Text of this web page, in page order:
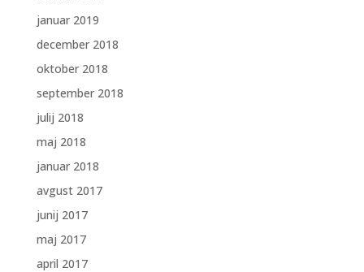
januar 2019
december 2018
oktober 2018
september 2018
julij 2018
maj 2018
januar 2018
avgust 2017
junij 2017
maj 2017
april 2017